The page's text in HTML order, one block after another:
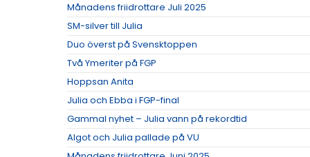
Månadens friidrottare Juli 2025
SM-silver till Julia
Duo överst på Svensktoppen
Två Ymeriter på FGP
Hoppsan Anita
Julia och Ebba i FGP-final
Gammal nyhet – Julia vann på rekordtid
Algot och Julia pallade på VU